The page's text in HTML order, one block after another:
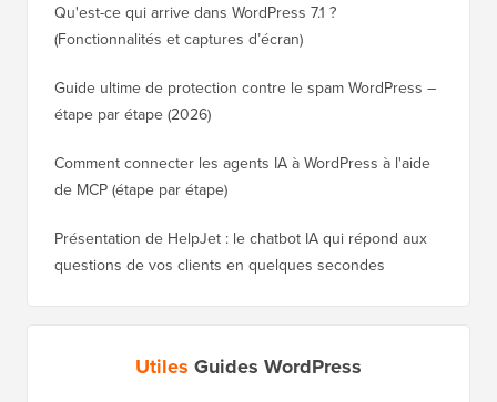
Qu'est-ce qui arrive dans WordPress 7.1 ?
(Fonctionnalités et captures d’écran)
Guide ultime de protection contre le spam WordPress –
étape par étape (2026)
Comment connecter les agents IA à WordPress à l'aide
de MCP (étape par étape)
Présentation de HelpJet : le chatbot IA qui répond aux
questions de vos clients en quelques secondes
Utiles Guides WordPress